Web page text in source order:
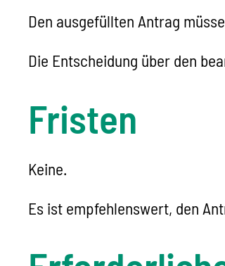
Den ausgefüllten Antrag
Die Entscheidung über den
Fristen
Keine.
Es ist empfehlenswert, den